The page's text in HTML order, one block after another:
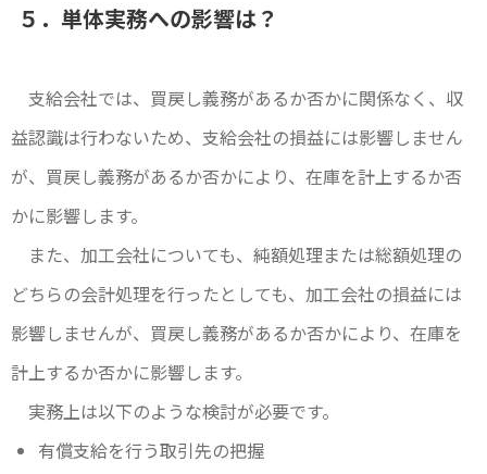
５．単体実務への影響は？
支給会社では、買戻し義務があるか否かに関係なく、収
益認識は行わないため、支給会社の損益には影響しません
が、買戻し義務があるか否かにより、在庫を計上するか否
かに影響します。
また、加工会社についても、純額処理または総額処理の
どちらの会計処理を行ったとしても、加工会社の損益には
影響しませんが、買戻し義務があるか否かにより、在庫を
計上するか否かに影響します。
実務上は以下のような検討が必要です。
有償支給を行う取引先の把握